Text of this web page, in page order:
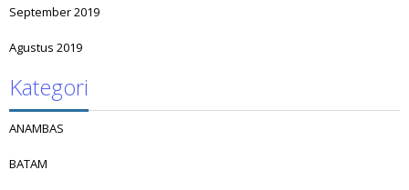
September 2019
Agustus 2019
Kategori
ANAMBAS
BATAM